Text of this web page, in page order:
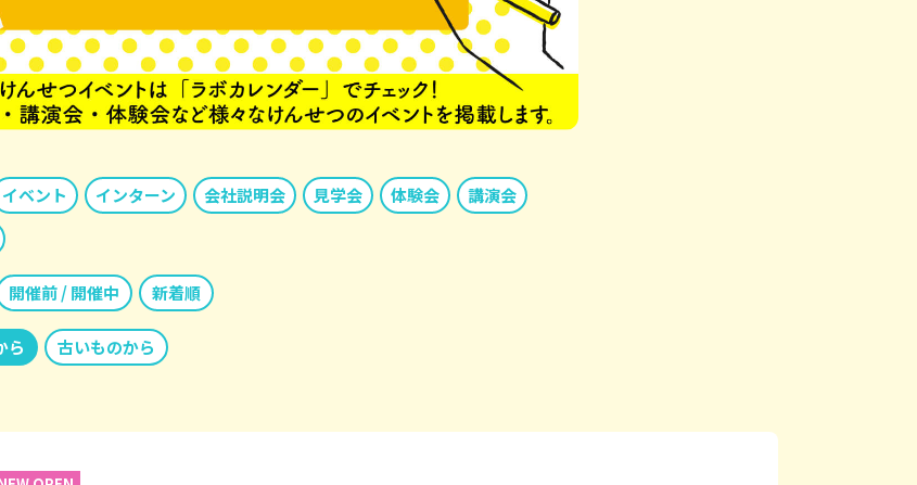
イベント インターン 会社説明会 見学会 体験会
講演会
開催前 / 開催中 新着順
ら 古いものから